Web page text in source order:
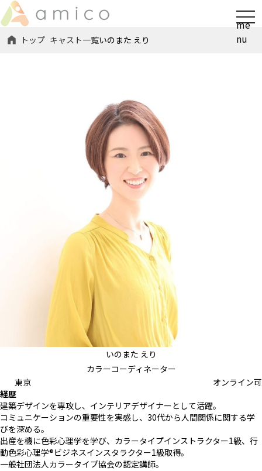
t
o
g
me
nu
トップ キャスト一覧いのまた えり
いのまた えり
カラーコーディネーター
東京
オンライン可
経歴
建築デザインを専攻し、インテリアデザイナーとして活躍。
コミュニケーションの重要性を実感し、30代から人間関係に関する学
びを深める。
出産を機に色彩心理学を学び、カラータイプインストラクター1級、行
動色彩心理学®︎ビジネスインスタラクター1級取得。
一般社団法人カラータイプ協会の認定講師。